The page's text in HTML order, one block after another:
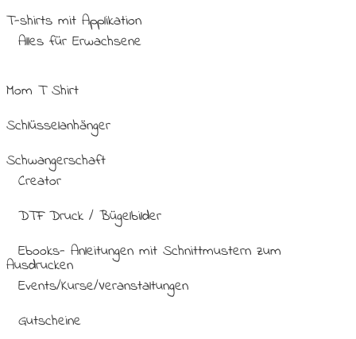
T-shirts mit Applikation
Alles für Erwachsene
Mom T Shirt
Schlüsselanhänger
Schwangerschaft
Creator
DTF Druck / Bügelbilder
Ebooks- Anleitungen mit Schnittmustern zum
Ausdrucken
Events/Kurse/Veranstaltungen
Gutscheine